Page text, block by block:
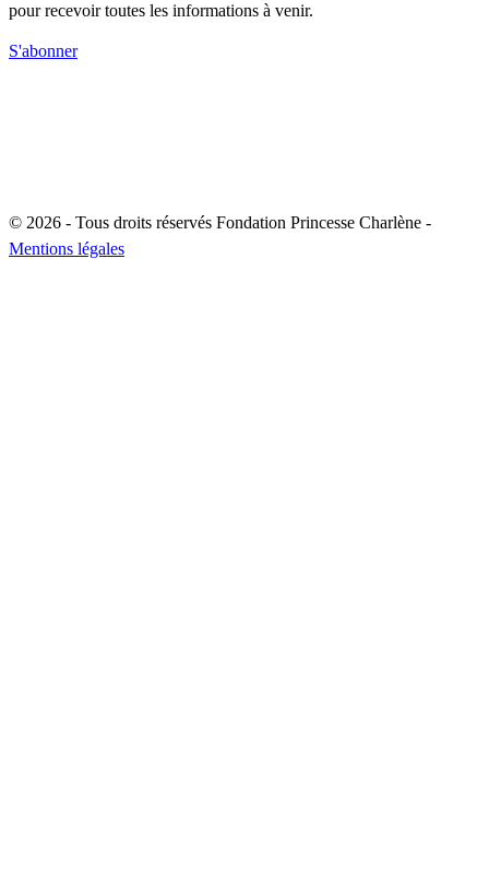
pour recevoir toutes les informations à venir.
S'abonner
© 2026 - Tous droits réservés Fondation Princesse Charlène -
Mentions légales